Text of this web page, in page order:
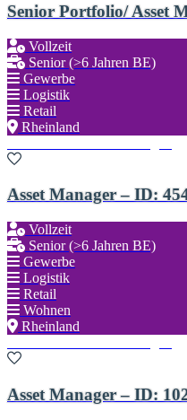
Senior Portfolio/ Asset
Vollzeit
Senior (>6 Jahren BE)
Gewerbe
Logistik
Retail
Rheinland
Asset Manager – ID:
Vollzeit
Senior (>6 Jahren BE)
Gewerbe
Logistik
Retail
Wohnen
Rheinland
Asset Manager – ID: